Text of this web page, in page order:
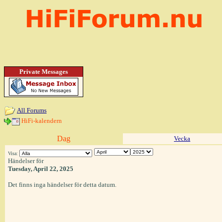
Private Messages
All Forums
HiFi-kalendern
Dag Vecka
Visa:
Händelser för
Tuesday, April 22, 2025
Det finns inga händelser för detta datum.